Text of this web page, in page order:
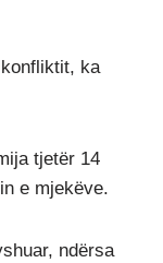
ka
tjetër 14
e mjekëve.
ndërsa